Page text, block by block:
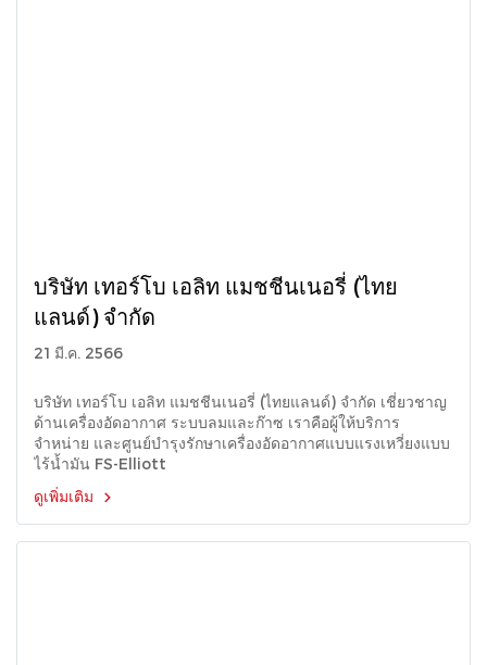
บริษัท เทอร์โบ เอลิท แมชชีนเนอรี่ (ไทย
แลนด์) จำกัด
21 มี.ค. 2566
บริษัท เทอร์โบ เอลิท แมชชีนเนอรี่ (ไทยแลนด์) จำกัด เชี่ยวชาญ
ด้านเครื่องอัดอากาศ ระบบลมและก๊าซ เราคือผู้ให้บริการ
จำหน่าย และศูนย์บำรุงรักษาเครื่องอัดอากาศแบบแรงเหวี่ยงแบบ
ไร้น้ำมัน FS-Elliott
ดูเพิ่มเติม